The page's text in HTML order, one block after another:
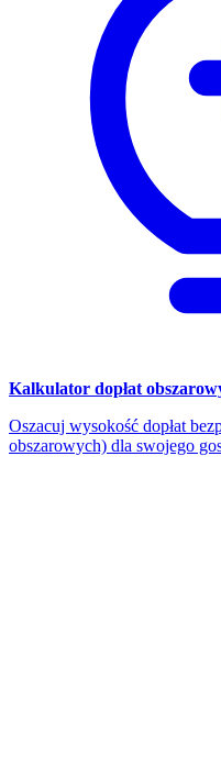
Kalkulator dopłat
Oszacuj wysokość dopłat
obszarowych) dla swojego